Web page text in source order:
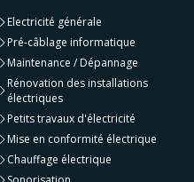
Electricité générale
Pré-câblage informatique
Maintenance / Dépannage
Rénovation des installations
électriques
Petits travaux d'électricité
Mise en conformité électrique
Chauffage électrique